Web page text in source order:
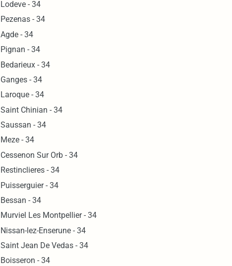
Lodeve - 34
Pezenas - 34
Agde - 34
Pignan - 34
Bedarieux - 34
Ganges - 34
Laroque - 34
Saint Chinian - 34
Saussan - 34
Meze - 34
Cessenon Sur Orb - 34
Restinclieres - 34
Puisserguier - 34
Bessan - 34
Murviel Les Montpellier - 34
Nissan-lez-Enserune - 34
Saint Jean De Vedas - 34
Boisseron - 34